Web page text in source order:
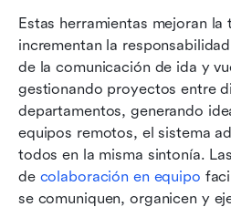
Estas herramientas mejoran la
incrementan la
de la comunicación de ida y
gestionando proyectos entre
departamentos, generando
equipos remotos, el sistema
todos en la misma sintonía.
de colaboración en equipo
se comuniquen, organicen y